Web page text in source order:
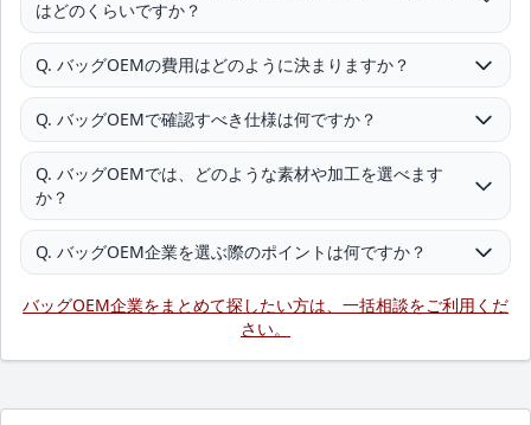
はどのくらいですか？
Q. バッグOEMの費用はどのように決まりますか？
Q. バッグOEMで確認すべき仕様は何ですか？
Q. バッグOEMでは、どのような素材や加工を選べます
か？
Q. バッグOEM企業を選ぶ際のポイントは何ですか？
バッグOEM企業をまとめて探したい方は、一括相談をご利用くだ
さい。